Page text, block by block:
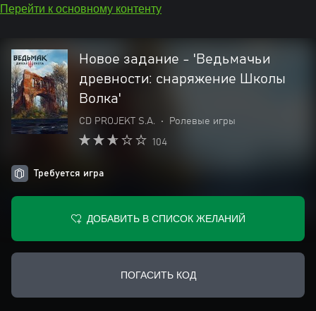
Перейти к основному контенту
Новое задание - 'Ведьмачьи
древности: снаряжение Школы
Волка'
CD PROJEKT S.A. • Ролевые игры
104
Требуется игра
ДОБАВИТЬ В СПИСОК ЖЕЛАНИЙ
ПОГАСИТЬ КОД